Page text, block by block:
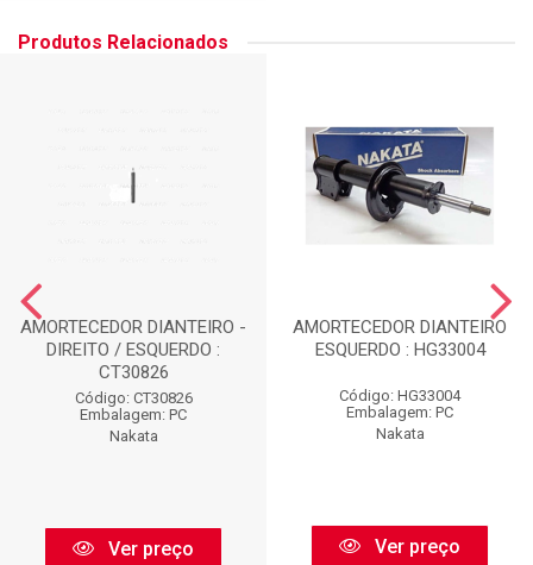
Produtos Relacionados
AMORTECEDOR DIANTEIRO -
DIREITO / ESQUERDO :
CT30826
Código: CT30826
Embalagem: PC
Nakata
Ver preço
AMORTECEDOR DIANTEIRO
ESQUERDO : HG33004
Código: HG33004
Embalagem: PC
Nakata
Ver preço